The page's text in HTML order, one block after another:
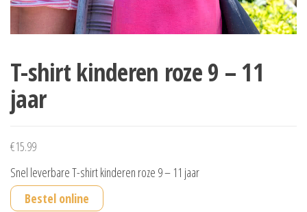
T-shirt kinderen roze 9 – 11
jaar
€15.99
Snel leverbare T-shirt kinderen roze 9 – 11 jaar
Bestel online